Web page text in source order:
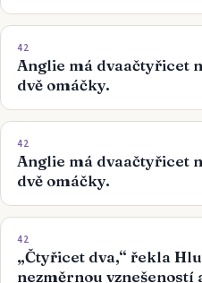
42
Anglie má dvaačtyřicet
dvě omáčky.
42
Anglie má dvaačtyřicet
dvě omáčky.
42
„Čtyřicet dva,“ řekla
nezměrnou vznešeností